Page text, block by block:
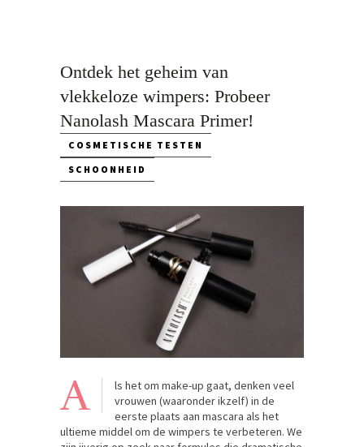
Ontdek het geheim van
vlekkeloze wimpers: Probeer
Nanolash Mascara Primer!
COSMETISCHE TESTEN
SCHOONHEID
A
ls het om make-up gaat, denken veel
vrouwen (waaronder ikzelf) in de
eerste plaats aan mascara als het
ultieme middel om de wimpers te verbeteren. We